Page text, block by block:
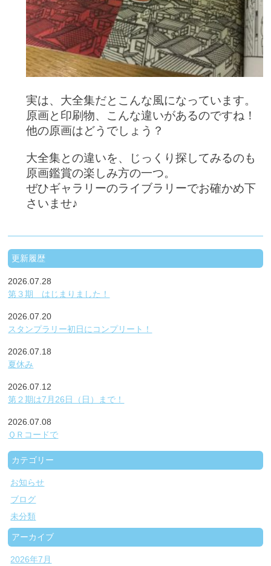
実は、大全集だとこんな風になっています。
原画と印刷物、こんな違いがあるのですね！
他の原画はどうでしょう？
大全集との違いを、じっくり探してみるのも
原画鑑賞の楽しみ方の一つ。
ぜひギャラリーのライブラリーでお確かめ下
さいませ♪
更新履歴
2026.07.28
第３期 はじまりました！
2026.07.20
スタンプラリー初日にコンプリート！
2026.07.18
夏休み
2026.07.12
第２期は7月26日（日）まで！
2026.07.08
ＱＲコードで
カテゴリー
お知らせ
ブログ
未分類
アーカイブ
2026年7月